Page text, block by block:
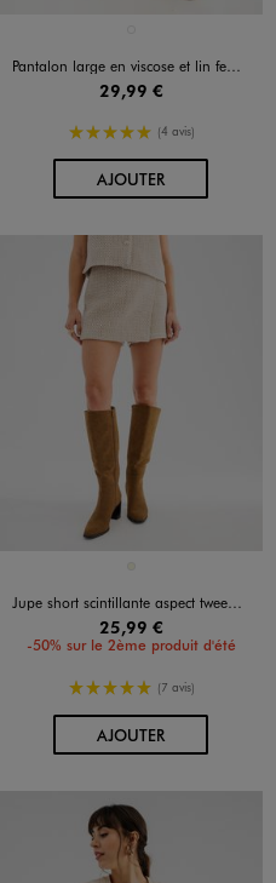
Pantalon large en viscose et lin femme grande taille
29,99 €
5/5 de moyenne
(4 avis)
AJOUTERAU PANIER
Jupe short scintillante aspect tweed femme
25,99 €
-50% sur le 2ème produit d'été
5/5 de moyenne
(7 avis)
AJOUTERAU PANIER